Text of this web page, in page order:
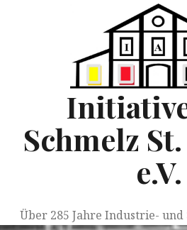
Schmelz
e.V.
Über 285 Jahre Industrie- und